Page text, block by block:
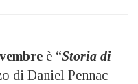
è “Storia di
di Daniel Pennac